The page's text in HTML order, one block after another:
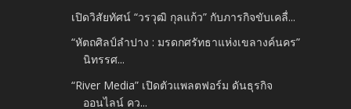
เปิดวิสัยทัศน์ “วรวุฒิ กุลแก้ว” กับภารกิจขับเคลื่...
“หัตถศิลป์ลำปาง : มรดกศรัทธาแห่งเขลางค์นคร”
นิทรรศ...
“River Media” เปิดตัวแพลตฟอร์ม ดันธุรกิจ
ออนไลน์ คว...